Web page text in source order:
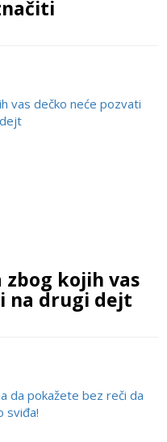
zbog kojih vas
na drugi dejt